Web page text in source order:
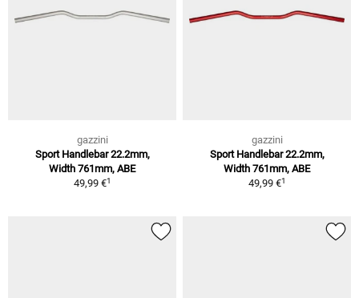
gazzini
Sport Handlebar 22.2mm,
Width 761mm, ABE
49,99 €1
gazzini
Sport Handlebar 22.2mm,
Width 761mm, ABE
49,99 €1